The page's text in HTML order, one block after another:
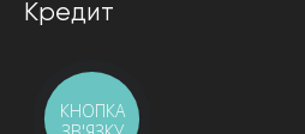
Кредит
КНОПКА